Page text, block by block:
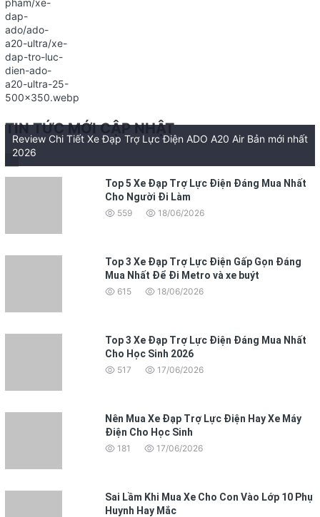
TIN TỨC MỚI CẬP NHẬT
Review Chi Tiết Xe Đạp Trợ Lực Điện ADO A20 Air Bản mới nhất
2026
Top 5 Xe Đạp Trợ Lực Điện Đáng Mua Nhất
Cho Người Đi Làm
559 18/06/2026
Top 3 Xe Đạp Trợ Lực Điện Gấp Gọn Đáng
Mua Nhất Để Đi Metro và xe buýt
615 18/06/2026
Top 3 Xe Đạp Trợ Lực Điện Đáng Mua Nhất
Cho Học Sinh 2026
517 17/06/2026
Nên Mua Xe Đạp Trợ Lực Điện Hay Xe Máy
Điện Cho Học Sinh
181 17/06/2026
Sai Lầm Khi Mua Xe Cho Con Vào Lớp 10 Phụ
Huynh Hay Mắc